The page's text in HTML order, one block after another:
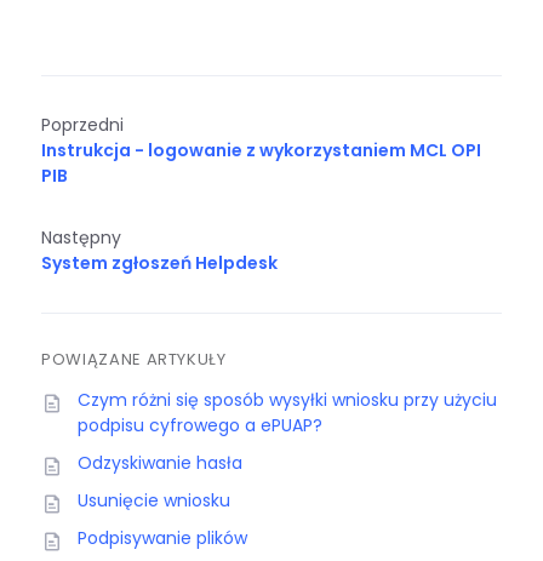
Poprzedni
Instrukcja - logowanie z wykorzystaniem MCL OPI
PIB
Następny
System zgłoszeń Helpdesk
POWIĄZANE ARTYKUŁY
Czym różni się sposób wysyłki wniosku przy użyciu
podpisu cyfrowego a ePUAP?
Odzyskiwanie hasła
Usunięcie wniosku
Podpisywanie plików